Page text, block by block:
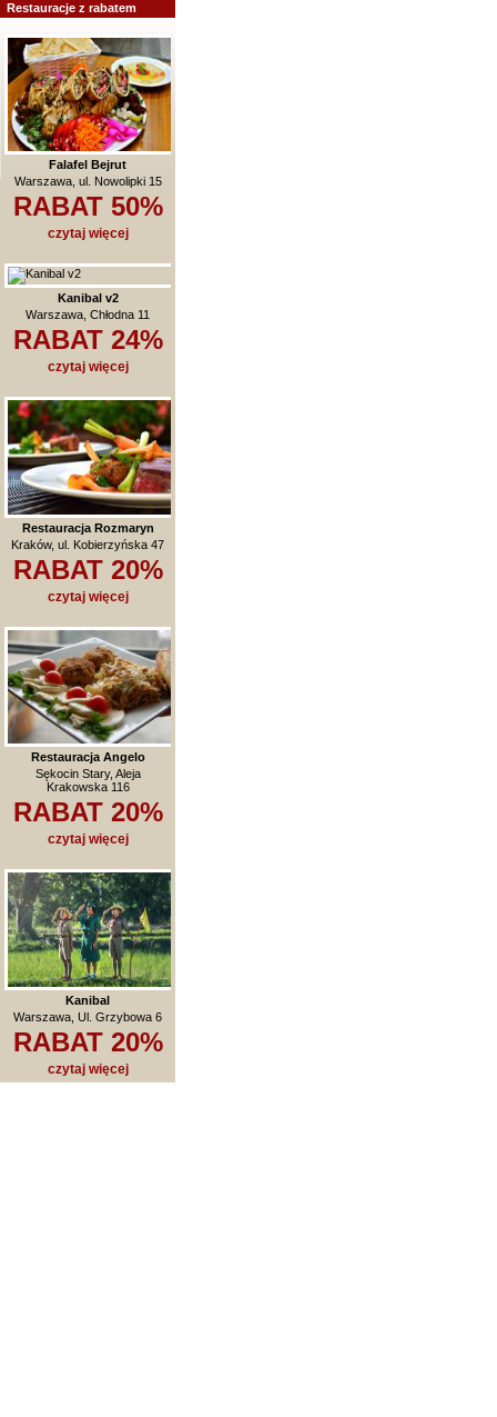
Restauracje z rabatem
Falafel Bejrut
Warszawa, ul. Nowolipki 15
RABAT 50%
czytaj więcej
Kanibal v2
Warszawa, Chłodna 11
RABAT 24%
czytaj więcej
Restauracja Rozmaryn
Kraków, ul. Kobierzyńska 47
RABAT 20%
czytaj więcej
Restauracja Angelo
Sękocin Stary, Aleja
Krakowska 116
RABAT 20%
czytaj więcej
Kanibal
Warszawa, Ul. Grzybowa 6
RABAT 20%
czytaj więcej